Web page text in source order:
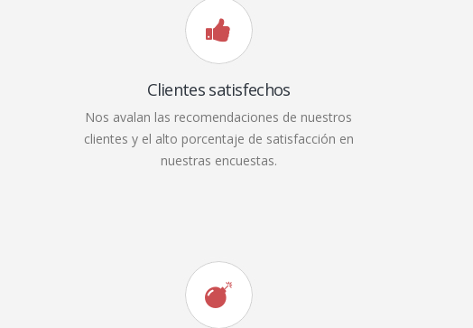
Clientes satisfechos
Nos avalan las recomendaciones de nuestros
clientes y el alto porcentaje de satisfacción en
nuestras encuestas.